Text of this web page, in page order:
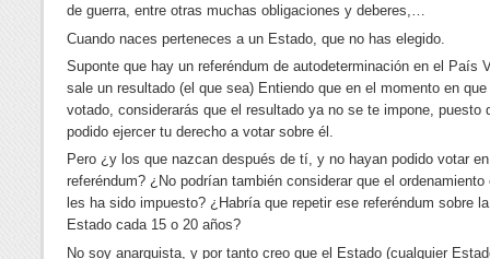
de guerra, entre otras muchas obligaciones y deberes,…
Cuando naces perteneces a un Estado, que no has elegido.
Suponte que hay un referéndum de autodeterminación en el País
sale un resultado (el que sea) Entiendo que en el momento en que
votado, considerarás que el resultado ya no se te impone, puesto
podido ejercer tu derecho a votar sobre él.
Pero ¿y los que nazcan después de tí, y no hayan podido votar
referéndum? ¿No podrían también considerar que el ordenamiento
les ha sido impuesto? ¿Habría que repetir ese referéndum sobre
Estado cada 15 o 20 años?
No soy anarquista, y por tanto creo que el Estado (cualquier